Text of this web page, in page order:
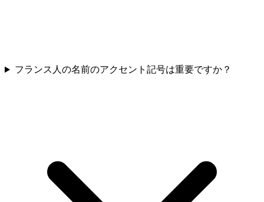
フランス人の名前のアクセント記号は重要ですか？